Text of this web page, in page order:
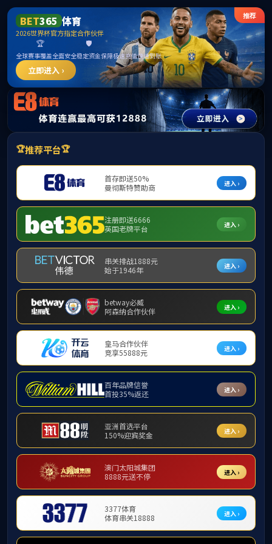
3044永利集团(中国)有限公
司
常规管理
员工工作
常规管理
当前位置：首页 常规管理
3044永利召开2023年秋学期第十次员工干
部会议
2023-11-14
3044永利召开2023年秋学期第九次员工干 2023-11-08
14记录 总共100 记录 第一页 下一页>>
尾页
页码8/8 跳转到
(00)86-515-88233012
224002
江苏省盐城市开放大道50号